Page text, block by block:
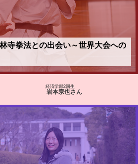
寺拳法との出会い～世界大会への
経済学部2回生
岩本宗也さん